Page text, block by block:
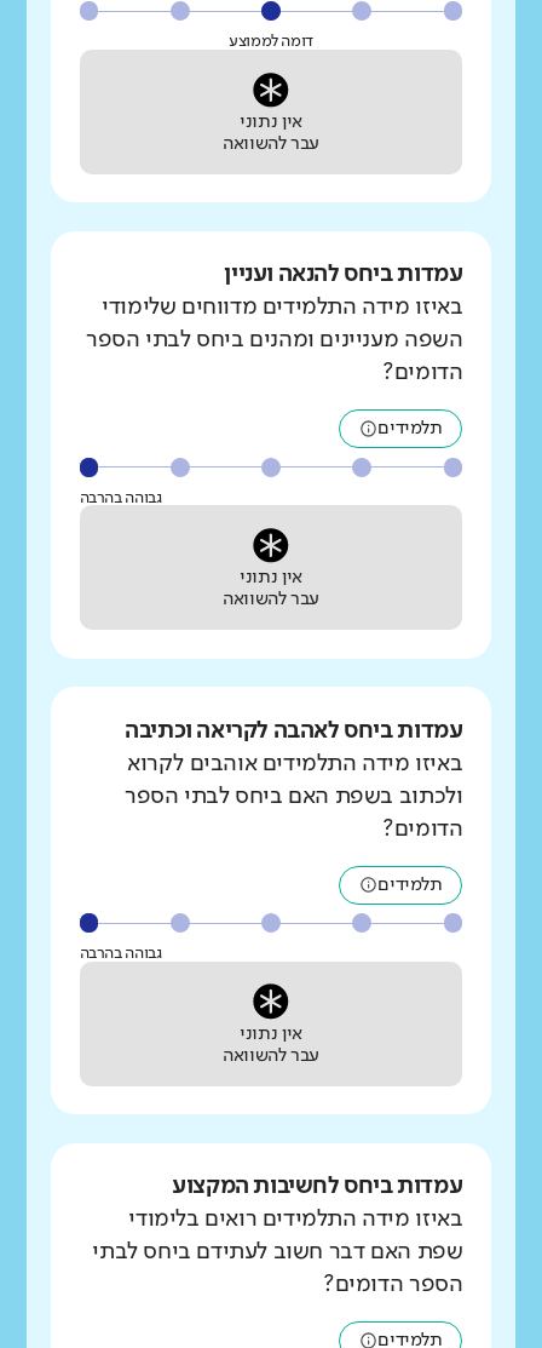
דומה לממוצע
אין נתוני
עבר להשוואה
עמדות ביחס להנאה ועניין
באיזו מידה התלמידים מדווחים שלימודי
השפה מעניינים ומהנים ביחס לבתי הספר
הדומים?
תלמידים
גבוהה בהרבה
אין נתוני
עבר להשוואה
עמדות ביחס לאהבה לקריאה וכתיבה
באיזו מידה התלמידים אוהבים לקרוא
ולכתוב בשפת האם ביחס לבתי הספר
הדומים?
תלמידים
גבוהה בהרבה
אין נתוני
עבר להשוואה
עמדות ביחס לחשיבות המקצוע
באיזו מידה התלמידים רואים בלימודי
שפת האם דבר חשוב לעתידם ביחס לבתי
הספר הדומים?
תלמידים